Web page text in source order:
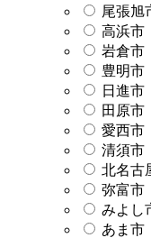
尾張旭
高浜市
岩倉市
豊明市
日進市
田原市
愛西市
清須市
北名古
弥富市
みよし
あま市